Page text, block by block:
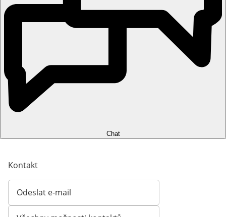
Chat
Kontakt
Odeslat e-mail
Otevírá e-mailového klienta